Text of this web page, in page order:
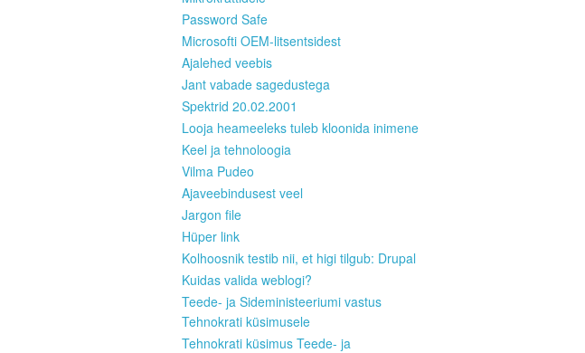
Password Safe
Microsofti OEM-litsentsidest
Ajalehed veebis
Jant vabade sagedustega
Spektrid 20.02.2001
Looja heameeleks tuleb kloonida inimene
Keel ja tehnoloogia
Vilma Pudeo
Ajaveebindusest veel
Jargon file
Hüper link
Kolhoosnik testib nii, et higi tilgub: Drupal
Kuidas valida weblogi?
Teede- ja Sideministeeriumi vastus
Tehnokrati küsimusele
Tehnokrati küsimus Teede- ja